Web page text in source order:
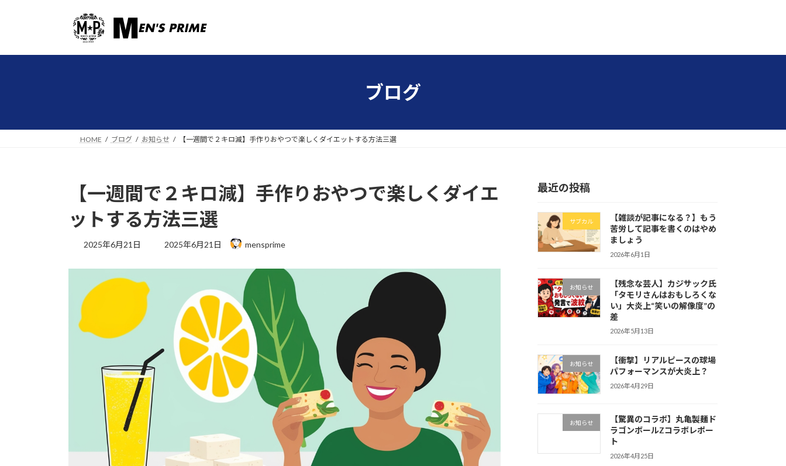
プ
動
ブログ
HOME ブログ お知らせ 【一週間で２キロ減】手作りおやつで楽しくダイエットする方法三選
【一週間で２キロ減】手作りおやつで楽しくダイエ
ットする方法三選
2025年6月21日
最
2025年6月21日 mensprime
最近の投稿
サブカル
【雑談が記事になる？】もう
苦労して記事を書くのはやめ
ましょう
2026年6月1日
お知らせ
【残念な芸人】カジサック氏
「タモリさんはおもしろくな
い」大炎上“笑いの解像度”の
差
2026年5月13日
お知らせ
【衝撃】リアルピースの球場
パフォーマンスが大炎上？
2026年4月29日
お知らせ
【驚異のコラボ】丸亀製麺ド
ラゴンボールZコラボレポー
ト
2026年4月25日